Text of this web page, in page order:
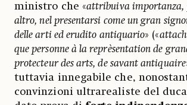
ministro che «attribuiva importanza,
altro, nel presentarsi come un gran
delle arti ed erudito antiquario» («
que personne à la reprèsentation de
protecteur des arts, de savant antiquaire
tuttavia innegabile che,
convinzioni ultrarealiste del